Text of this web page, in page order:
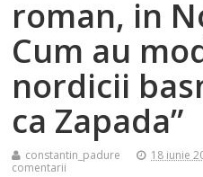
roman, in
Cum au
nordicii
ca Zapada”
constantin_padure 18 iunie
comentarii